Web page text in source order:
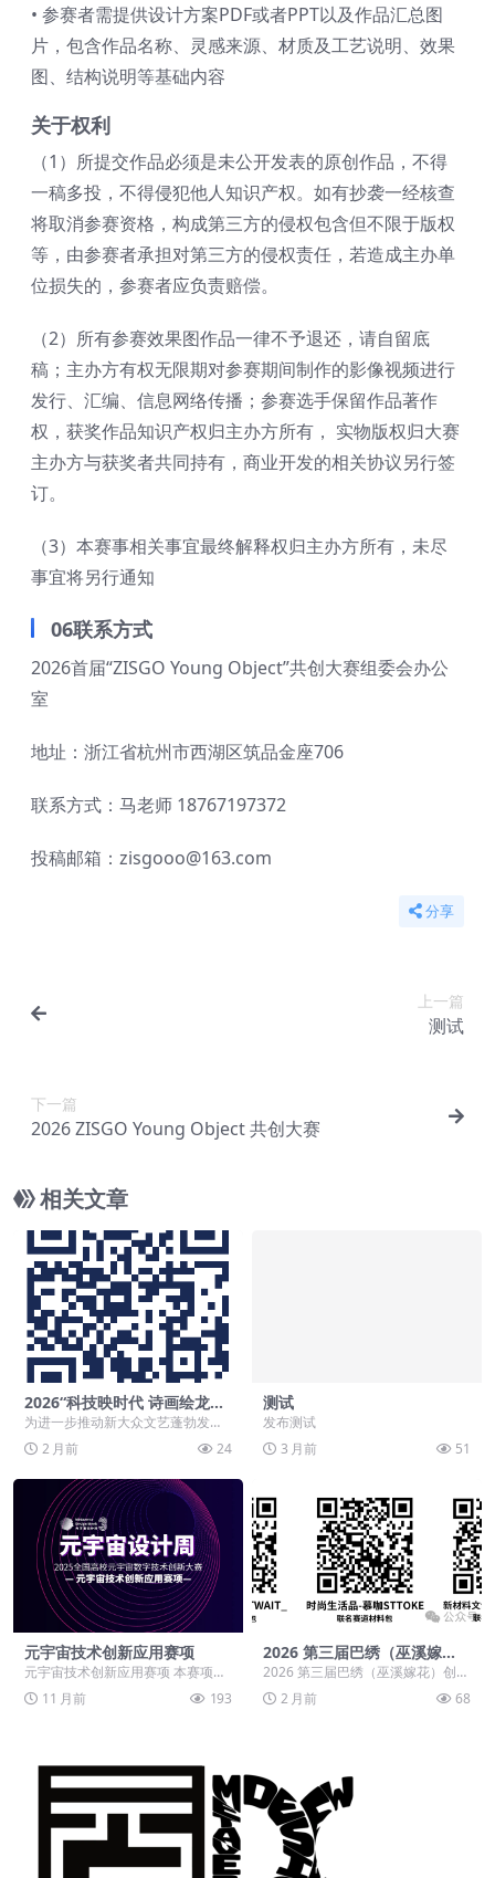
• 参赛者需提供设计方案PDF或者PPT以及作品汇总图
片，包含作品名称、灵感来源、材质及工艺说明、效果
图、结构说明等基础内容
关于权利
（1）所提交作品必须是未公开发表的原创作品，不得
一稿多投，不得侵犯他人知识产权。如有抄袭一经核查
将取消参赛资格，构成第三方的侵权包含但不限于版权
等，由参赛者承担对第三方的侵权责任，若造成主办单
位损失的，参赛者应负责赔偿。
（2）所有参赛效果图作品一律不予退还，请自留底
稿；主办方有权无限期对参赛期间制作的影像视频进行
发行、汇编、信息网络传播；参赛选手保留作品著作
权，获奖作品知识产权归主办方所有， 实物版权归大赛
主办方与获奖者共同持有，商业开发的相关协议另行签
订。
（3）本赛事相关事宜最终解释权归主办方所有，未尽
事宜将另行通知
06联系方式
2026首届“ZISGO Young Object”共创大赛组委会办公
室
地址：浙江省杭州市西湖区筑品金座706
联系方式：马老师 18767197372
投稿邮箱：zisgooo@163.com
分享
上一篇
测试
下一篇
2026 ZISGO Young Object 共创大赛
相关文章
2026“科技映时代 诗画绘龙江”
首届黑龙江省手机摄影大展
为进一步推动新大众文艺蓬勃发
展，充分发挥人民群众文化创造主
体作用，引导全省摄影爱...
2 月前 24
测试
发布测试
3 月前
51
元宇宙技术创新应用赛项
元宇宙技术创新应用赛项 本赛项需
要参赛者通过使用AIGC技术，如文
生文、文生图、...
11 月前 193
2026 第三届巴绣（巫溪嫁
花）创意设计大赛
2026 第三届巴绣（巫溪嫁花）创意
设计大赛 第三届巴绣（巫溪嫁花）
创意设计大赛...
2 月前 68